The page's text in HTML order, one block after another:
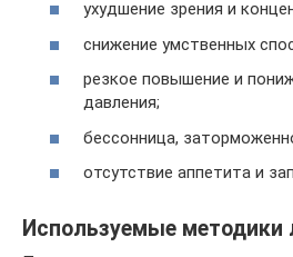
ухудшение зрения и
снижение умственных
резкое повышение и
давления;
бессонница,
отсутствие аппетита и
Используемые методики